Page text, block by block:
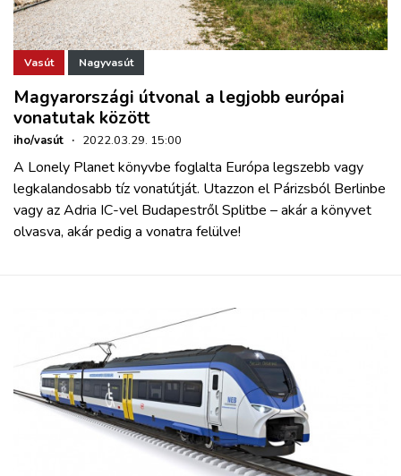
Vasút Nagyvasút
Magyarországi útvonal a legjobb európai
vonatutak között
iho/vasút · 2022.03.29. 15:00
A Lonely Planet könyvbe foglalta Európa legszebb vagy
legkalandosabb tíz vonatútját. Utazzon el Párizsból Berlinbe
vagy az Adria IC-vel Budapestről Splitbe – akár a könyvet
olvasva, akár pedig a vonatra felülve!